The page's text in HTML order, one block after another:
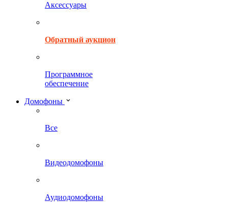
Аксессуары
Обратный аукцион
Программное
обеспечение
Домофоны
Все
Видеодомофоны
Аудиодомофоны